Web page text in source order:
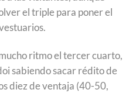
el triple para poner el
ritmo el tercer cuarto,
sabiendo sacar rédito de
diez de ventaja (40-50,